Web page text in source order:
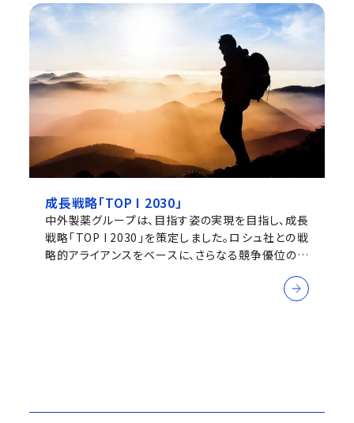
成長戦略「TOP I 2030」
中外製薬グループは、目指す姿の実現を目指し、成長
戦略「TOP I 2030」を策定しました。ロシュ社との戦
略的アライアンスをベースに、さらなる競争優位の獲
得と持続的な利益成長・企業価値拡大の実現を目指
して、新たなステージでの変革に取り組んでいます。